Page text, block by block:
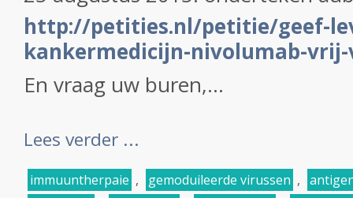
http://petities.nl/petitie/geef-
kankermedicijn-nivolumab-
En vraag uw buren,...
Lees verder ...
immuuntherpaie , gemoduileerde virussen ,